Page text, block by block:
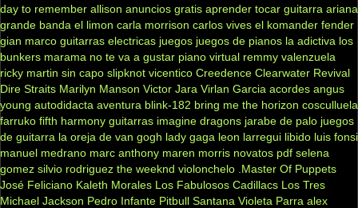
day to remember allison anuncios gratis aprender tocar guitarra ariana
grande banda el limon carla morrison carlos vives el komander fender
gian marco guitarras electricas juegos juegos de pianos la adictiva los
bunkers marama no te va a gustar piano virtual remmy valenzuela
ricky martin sin capo slipknot vicentico Creedence Clearwater Revival
Dire Straits Marilyn Manson Victor Jara Virlan Garcia acordes angus
young autodidacta aventura blink-182 bring me the horizon cosculluela
farruko fifth harmony guitarras imagine dragons jarabe de palo juegos
de guitarra la oreja de van gogh lady gaga leon larregui libido luis fonsi
manuel medrano marc anthony maren morris novatos pdf selena
gomez silvio rodriguez the weeknd violonchelo .Master Of Puppets
José Feliciano Kaleth Morales Los Fabulosos Cadillacs Los Tres
Michael Jackson Pedro Infante Pitbull Santana Violeta Parra alex